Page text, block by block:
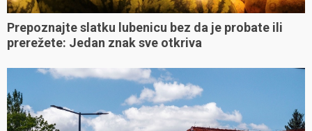
Prepoznajte slatku lubenicu bez da je probate ili
prerežete: Jedan znak sve otkriva